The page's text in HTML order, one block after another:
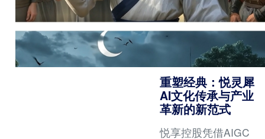
重塑经典：悦灵犀
AI文化传承与产业
革新的新范式
悦享控股凭借AIGC